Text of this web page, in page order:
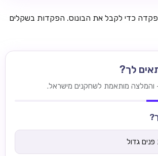
כדי לקבל את הבונוס. הפקדות בשקלים
לך?
גדול